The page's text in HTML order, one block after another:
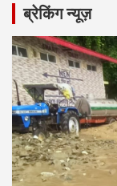
ब्रेकिंग न्यूज़